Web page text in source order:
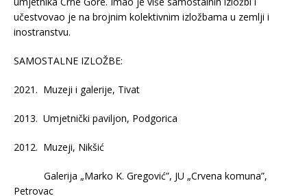
učestvovao je na brojnim kolektivnim izložbama u zemlji i
inostranstvu.
SAMOSTALNE IZLOŽBE:
2021. Muzeji i galerije, Tivat
2013. Umjetnički paviljon, Podgorica
2012. Muzeji, Nikšić
Galerija „Marko K. Gregović”, JU „Crvena komuna”,
Petrovac